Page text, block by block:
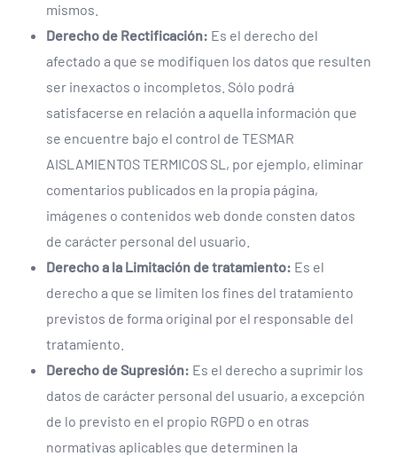
mismos.
Derecho de Rectificación: Es el derecho del
afectado a que se modifiquen los datos que resulten
ser inexactos o incompletos. Sólo podrá
satisfacerse en relación a aquella información que
se encuentre bajo el control de TESMAR
AISLAMIENTOS TERMICOS SL, por ejemplo, eliminar
comentarios publicados en la propia página,
imágenes o contenidos web donde consten datos
de carácter personal del usuario.
Derecho a la Limitación de tratamiento: Es el
derecho a que se limiten los fines del tratamiento
previstos de forma original por el responsable del
tratamiento.
Derecho de Supresión: Es el derecho a suprimir los
datos de carácter personal del usuario, a excepción
de lo previsto en el propio RGPD o en otras
normativas aplicables que determinen la